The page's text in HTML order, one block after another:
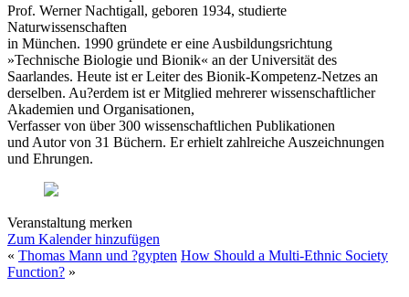
Prof. Werner Nachtigall, geboren 1934, studierte
Naturwissenschaften
in München. 1990 gründete er eine Ausbildungsrichtung
»Technische Biologie und Bionik« an der Universität des
Saarlandes. Heute ist er Leiter des Bionik-Kompetenz-Netzes an
derselben. Au?erdem ist er Mitglied mehrerer wissenschaftlicher
Akademien und Organisationen,
Verfasser von über 300 wissenschaftlichen Publikationen
und Autor von 31 Büchern. Er erhielt zahlreiche Auszeichnungen
und Ehrungen.
Veranstaltung merken
Zum Kalender hinzufügen
« Thomas Mann und ?gypten How Should a Multi-Ethnic Society
Function? »